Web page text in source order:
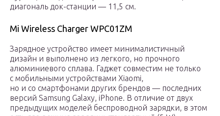
диагональ док-станции — 11,5 см.
Mi Wireless Charger WPC01ZM
Зарядное устройство имеет минималистичный
дизайн и выполнено из легкого, но прочного
алюминиевого сплава. Гаджет совместим не только
с мобильными устройствами Xiaomi,
но и со смартфонами других брендов — последних
версий Samsung Galaxy, iPhone. В отличие от двух
предыдущих моделей беспроводной зарядки, в этом